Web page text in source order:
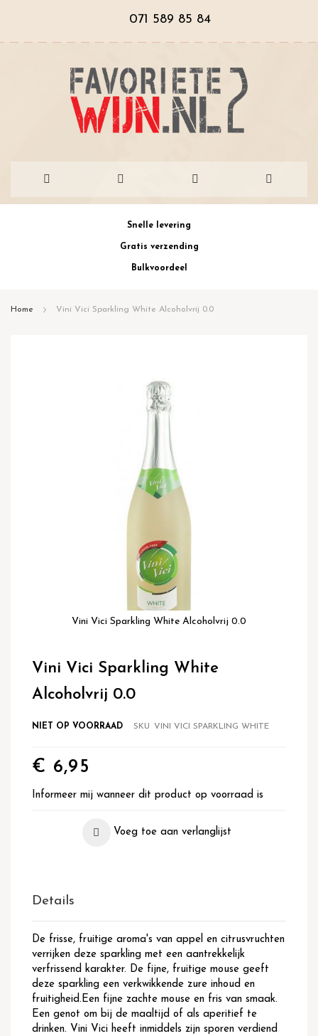
071 589 85 84
Snelle levering
Gratis verzending
Bulkvoordeel
Home Vini Vici Sparkling White Alcoholvrij 0.0
Vini Vici Sparkling White Alcoholvrij 0.0
het
begin
van
afbeeldingen-
Vini Vici Sparkling White
Alcoholvrij 0.0
NIET OP VOORRAAD SKU VINI VICI SPARKLING WHITE
€ 6,95
Informeer mij wanneer dit product op voorraad is
Voeg toe aan verlanglijst
Details
De frisse, fruitige aroma's van appel en citrusvruchten
verrijken deze sparkling met een aantrekkelijk
verfrissend karakter. De fijne, fruitige mouse geeft
deze sparkling een verkwikkende zure inhoud en
fruitigheid.Een fijne zachte mouse en fris van smaak.
Een genot om bij de maaltijd of als aperitief te
drinken. Vini Vici heeft inmiddels zijn sporen verdiend